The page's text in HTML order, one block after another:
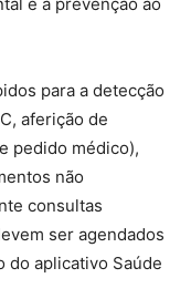
para a detecção
aferição de
pedido médico),
não
consultas
ser agendados
do aplicativo Saúde